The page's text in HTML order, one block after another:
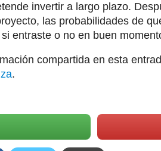
invertir a largo plazo.
las probabilidades de
entraste o no en buen
compartida en esta
.